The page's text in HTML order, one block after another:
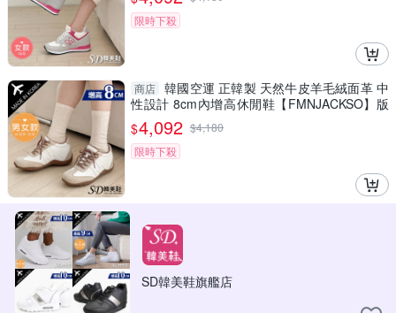
限時下殺
商店 韓國空運 正韓製 天然牛皮羊毛絨面革 中
性設計 8cm內增高休閒鞋【FMNJACKSO】版
型偏小/SD韓美鞋
$4,092 $4,180
限時下殺
SD韓美鞋旗艦店